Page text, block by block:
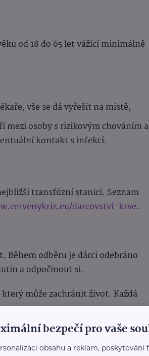
od 18 do 65 let vážící minimálně
vše se dá vyřešit na místě,
mezi osoby s rizikovým chováním a
kontakt s infekcí.
transfúzní stanici. Seznam
darcovstvi-krve.
Během odběru je dárci odebráno
a odpočinout si.
může zachránit život. Každá
že: bezpečí pro vaše
obsahu a reklam,